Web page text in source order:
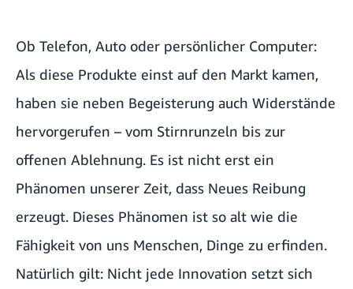
Ob Telefon, Auto oder persönlicher Computer:
Als diese Produkte einst auf den Markt kamen,
haben sie neben Begeisterung auch Widerstände
hervorgerufen – vom Stirnrunzeln bis zur
offenen Ablehnung. Es ist nicht erst ein
Phänomen unserer Zeit, dass Neues Reibung
erzeugt. Dieses Phänomen ist so alt wie die
Fähigkeit von uns Menschen, Dinge zu erfinden.
Natürlich gilt: Nicht jede Innovation setzt sich